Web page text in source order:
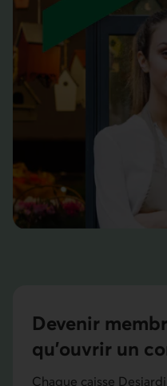
Devenir
qu’ouvrir un
Chaque caisse